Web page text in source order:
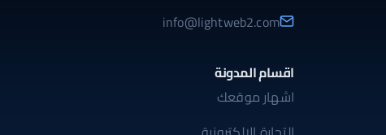
info@lightweb2.com
اقسام المدونة
اشهار موقعك